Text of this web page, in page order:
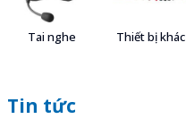
Tai nghe Thiết bị khác
Tin tức